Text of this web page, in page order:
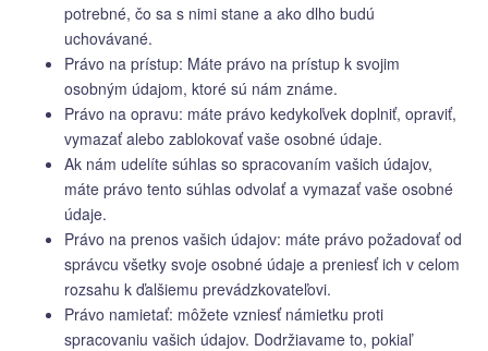
potrebné, čo sa s nimi stane a ako dlho budú
uchovávané.
Právo na prístup: Máte právo na prístup k svojim
osobným údajom, ktoré sú nám známe.
Právo na opravu: máte právo kedykoľvek doplniť, opraviť,
vymazať alebo zablokovať vaše osobné údaje.
Ak nám udelíte súhlas so spracovaním vašich údajov,
máte právo tento súhlas odvolať a vymazať vaše osobné
údaje.
Právo na prenos vašich údajov: máte právo požadovať od
správcu všetky svoje osobné údaje a preniesť ich v celom
rozsahu k ďalšiemu prevádzkovateľovi.
Právo namietať: môžete vzniesť námietku proti
spracovaniu vašich údajov. Dodržiavame to, pokiaľ